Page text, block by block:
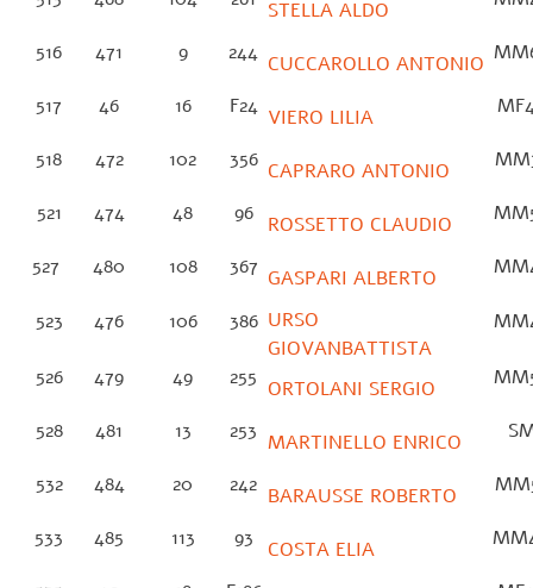
STELLA ALDO
516 471 9 244 CUCCAROLLO ANTONIO
517 46 16 F24 VIERO LILIA
518 472 102 356 CAPRARO ANTONIO
521 474 48 96 ROSSETTO CLAUDIO
527 480 108 367 GASPARI ALBERTO
523 476 106 386 URSO
GIOVANBATTISTA
526 479 49 255 ORTOLANI SERGIO
528 481 13 253 MARTINELLO ENRICO
532 484 20 242 BARAUSSE ROBERTO
533 485 113 93 COSTA ELIA